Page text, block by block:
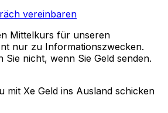
vereinbaren
Mittelkurs für unseren
nur zu Informationszwecken.
Sie nicht, wenn Sie Geld senden.
mit Xe Geld ins Ausland schicken